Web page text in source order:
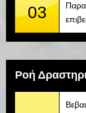
03
Ροή